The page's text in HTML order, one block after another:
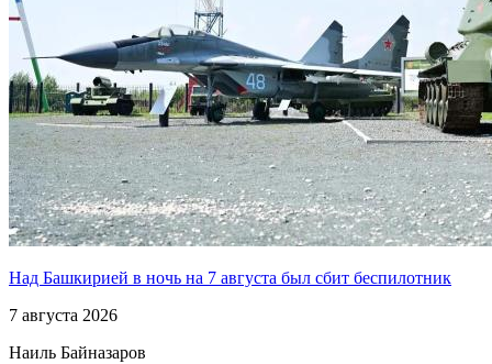
Над Башкирией в ночь на 7 августа был сбит беспилотник
7 августа 2026
Наиль Байназаров